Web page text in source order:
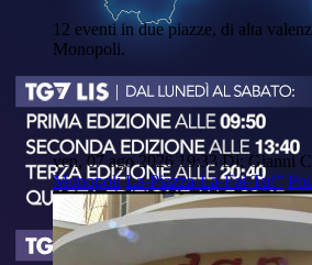
12 eventi in due piazze, di alta
Monopoli.
ven, 07 ago 2026 19:33 Di: Gianni
Monopoli La-Piazza-La-Fai-Tu!”